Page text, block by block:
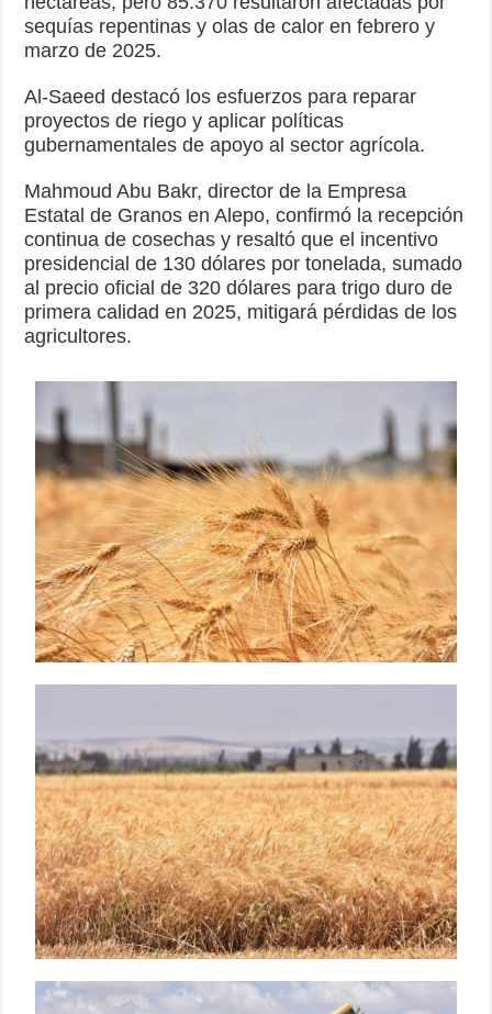
sequías repentinas y olas de calor en febrero y
marzo de 2025.
Al-Saeed destacó los esfuerzos para reparar
proyectos de riego y aplicar políticas
gubernamentales de apoyo al sector agrícola.
Mahmoud Abu Bakr, director de la Empresa
Estatal de Granos en Alepo, confirmó la recepción
continua de cosechas y resaltó que el incentivo
presidencial de 130 dólares por tonelada, sumado
al precio oficial de 320 dólares para trigo duro de
primera calidad en 2025, mitigará pérdidas de los
agricultores.